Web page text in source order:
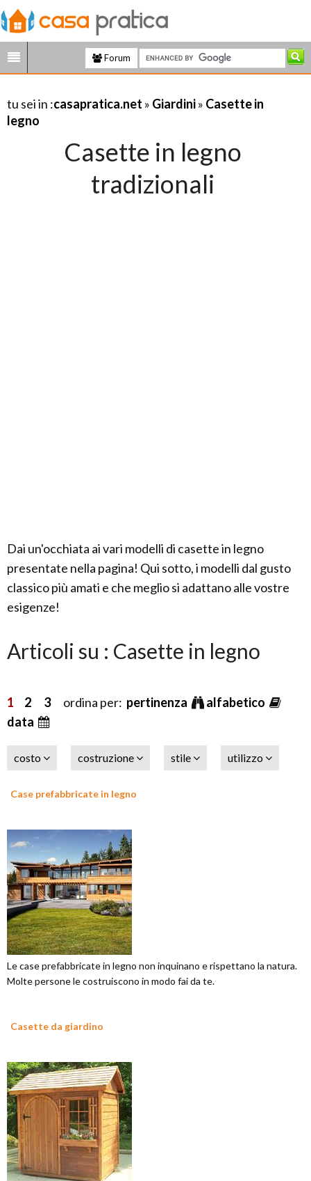
Forum
tu sei in :casapratica.net » Giardini» Casette in
legno
Casette in legno
tradizionali
Dai un'occhiata ai vari modelli di casette in legno
presentate nella pagina! Qui sotto, i modelli dal gusto
classico più amati e che meglio si adattano alle vostre
esigenze!
Articoli su : Casette in legno
1 2 3ordina per: pertinenza
alfabetico
data
costo costruzione stile utilizzo
Case prefabbricate in legno
Le case prefabbricate in legno non inquinano e rispettano la natura.
Molte persone le costruiscono in modo fai da te.
Casette da giardino